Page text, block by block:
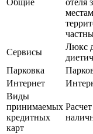
Общие
отеля
Сервисы
Люкс
Парковка
Интернет
Виды
принимаемых
кредитных
карт